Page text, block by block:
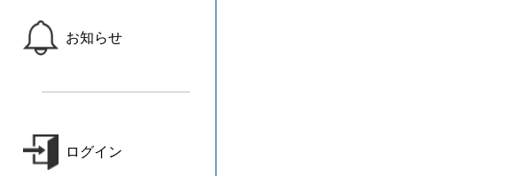
お知らせ
ログイン